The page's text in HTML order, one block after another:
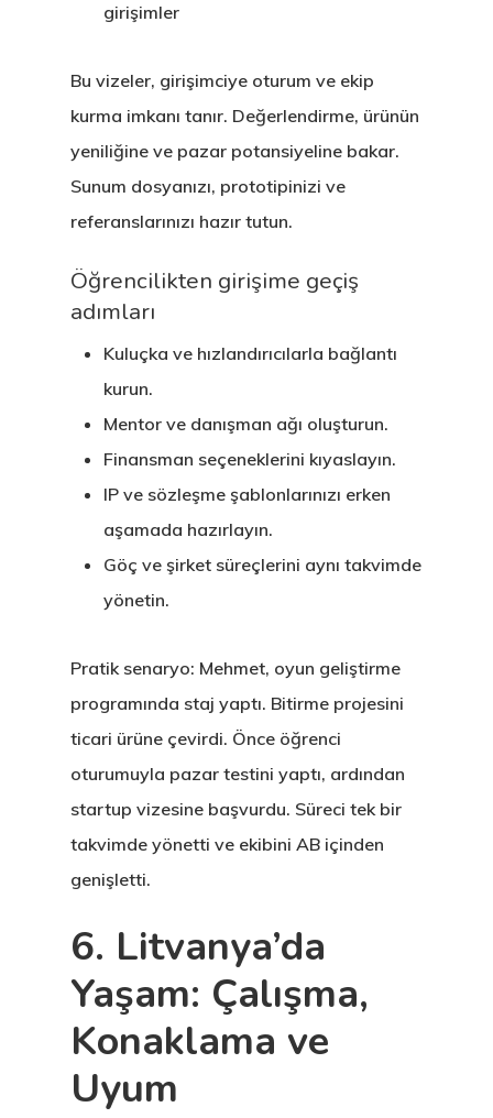
girişimler
Bu vizeler, girişimciye oturum ve ekip
kurma imkanı tanır. Değerlendirme, ürünün
yeniliğine ve pazar potansiyeline bakar.
Sunum dosyanızı, prototipinizi ve
referanslarınızı hazır tutun.
Öğrencilikten girişime geçiş
adımları
Kuluçka ve hızlandırıcılarla bağlantı
kurun.
Mentor ve danışman ağı oluşturun.
Finansman seçeneklerini kıyaslayın.
IP ve sözleşme şablonlarınızı erken
aşamada hazırlayın.
Göç ve şirket süreçlerini aynı takvimde
yönetin.
Pratik senaryo: Mehmet, oyun geliştirme
programında staj yaptı. Bitirme projesini
ticari ürüne çevirdi. Önce öğrenci
oturumuyla pazar testini yaptı, ardından
startup vizesine başvurdu. Süreci tek bir
takvimde yönetti ve ekibini AB içinden
genişletti.
6. Litvanya’da
Yaşam: Çalışma,
Konaklama ve
Uyum